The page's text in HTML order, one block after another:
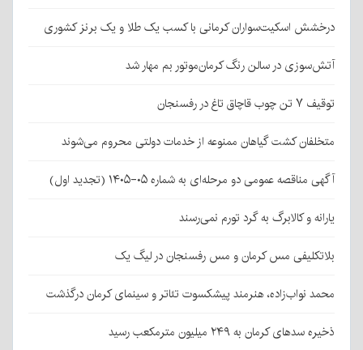
درخشش اسکیت‌سواران کرمانی با کسب یک طلا و یک برنز کشوری
آتش‌سوزی در سالن رنگ کرمان‌موتور بم مهار شد
توقیف ۷ تن چوب قاچاق تاغ در رفسنجان
متخلفان کشت گیاهان ممنوعه از خدمات دولتی محروم می‌شوند
آگهی مناقصه عمومی دو مرحله‌ای به شماره ۰۵-۱۴۰۵ (تجدید اول)
یارانه و کالابرگ به گرد تورم نمی‌رسند
بلاتکلیفی مس کرمان و مس رفسنجان در لیگ یک
محمد نواب‌زاده، هنرمند پیشکسوت تئاتر و سینمای کرمان درگذشت
ذخیره سدهای کرمان به ۲۴۹ میلیون مترمکعب رسید